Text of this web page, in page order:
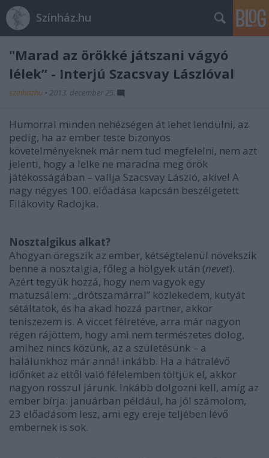
Színház.hu
"Marad az örökké játszani vágyó
lélek” - Interjú Szacsvay Lászlóval
szinhazhu • 2013. december 25.
Humorral minden nehézségen át lehet lendülni, az
pedig, ha az ember teste bizonyos
követelményeknek már nem tud megfelelni, nem azt
jelenti, hogy a lelke ne maradna meg örök
játékosságában – vallja Szacsvay László, akivel A
nagy négyes 100. előadása kapcsán beszélgetett
Filákovity Radojka.
Nosztalgikus alkat?
Ahogyan öregszik az ember, kétségtelenül növekszik
benne a nosztalgia, főleg a hölgyek után (nevet).
Azért tegyük hozzá, hogy nem vagyok egy
matuzsálem: „drótszamárral” közlekedem, kutyát
sétáltatok, és ha akad hozzá partner, akkor
teniszezem is. A viccet félretéve, arra már nagyon
régen rájöttem, hogy ami nem természetes dolog,
amihez nincs közünk, az a születésünk – a
halálunkhoz már annál inkább. Ha a hátralévő
időnket az ettől való félelemben töltjük el, akkor
nagyon rosszul járunk. Inkább dolgozni kell, amíg az
ember bírja: januárban például, ha jól számolom,
23 előadásom lesz, ami egy ereje teljében lévő
embernek is sok.